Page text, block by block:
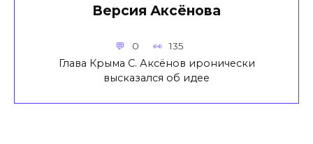
Версия Аксёнова
0 135
Глава Крыма С. Аксёнов иронически
высказался об идее